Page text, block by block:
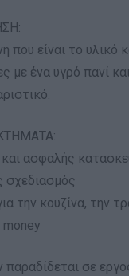
που είναι το
με ένα υγρό πανί
και ασφαλής
σχεδιασμός
την κουζίνα, την
money
παραδίδεται σε